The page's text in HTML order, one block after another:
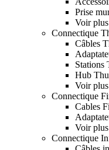
Prise
Voir plus
Connectique
Câbles
Stations
Hub
Voir plus
Connectique
Cables
Voir plus
Connectique